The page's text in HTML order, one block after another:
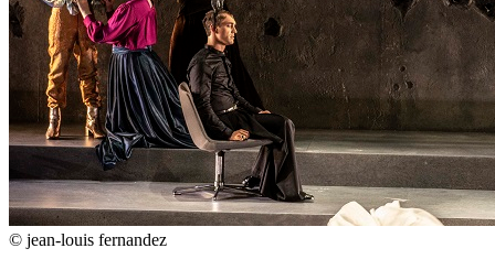
© jean-louis fernandez